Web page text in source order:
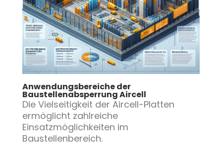
Anwendungsbereiche der
Baustellenabsperrung Aircell
Die Vielseitigkeit der Aircell-Platten
ermöglicht zahlreiche
Einsatzmöglichkeiten im
Baustellenbereich.